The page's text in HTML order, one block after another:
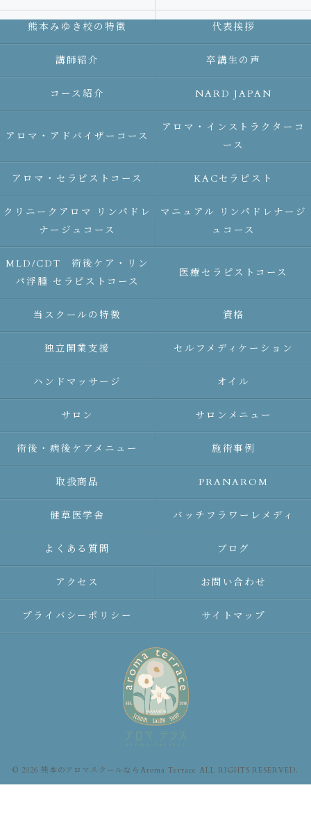
熊本みゆき校の特徴 代表挨拶
講師紹介 卒講生の声
コース紹介 NARD JAPAN
アロマ・アドバイザーコース
アロマ・インストラクターコ
ース
アロマ・セラピストコース KACセラピスト
クリニークアロマ リンパドレ
ナージュコース
マニュアル リンパドレナージ
ュコース
MLD/CDT 術後ケア・リン
パ浮腫 セラピストコース
医療セラピストコース
当スクールの特徴 資格
独立開業支援 セルフメディケーション
ハンドマッサージ オイル
サロン サロンメニュー
術後・病後ケアメニュー 施術事例
取扱商品 PRANAROM
健草医学舎 バッチフラワーレメディ
よくある質問 ブログ
アクセス お問い合わせ
プライバシーポリシー サイトマップ
© 2026 熊本のアロマスクールならAroma Terrace ALL RIGHTS RESERVED.